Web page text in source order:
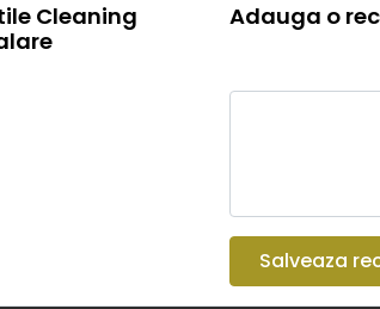
Cleaning
Adauga o
Salveaza